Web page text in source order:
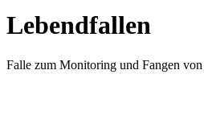
Lebendfallen
Falle zum Monitoring und Fangen